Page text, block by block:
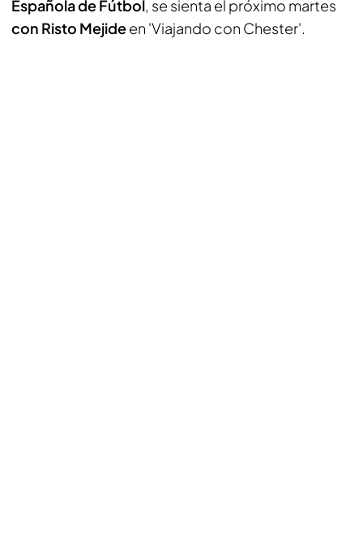
Española de Fútbol, se sienta el próximo martes
con Risto Mejideen 'Viajando con Chester'.